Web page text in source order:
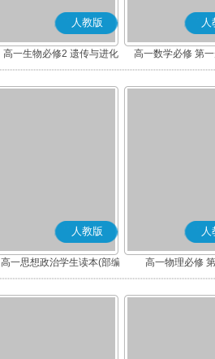
人教版
高一生物必修2 遗传与进化
人
高一数学必修 第
人教版
高一思想政治学生读本(部编
版)
人
高一物理必修